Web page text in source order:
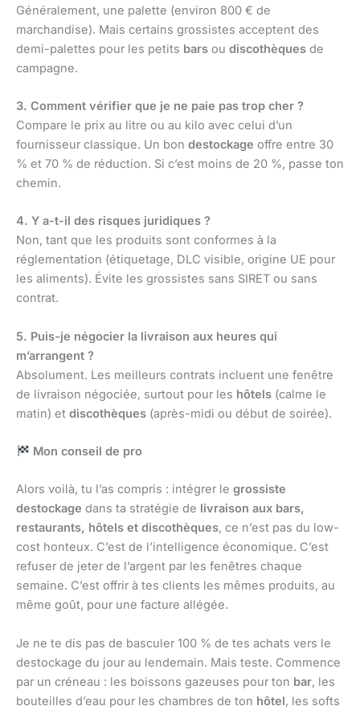
Généralement, une palette (environ 800 € de
marchandise). Mais certains grossistes acceptent des
demi-palettes pour les petits bars ou discothèques de
campagne.
3. Comment vérifier que je ne paie pas trop cher ?
Compare le prix au litre ou au kilo avec celui d’un
fournisseur classique. Un bon destockage offre entre 30
% et 70 % de réduction. Si c’est moins de 20 %, passe ton
chemin.
4. Y a-t-il des risques juridiques ?
Non, tant que les produits sont conformes à la
réglementation (étiquetage, DLC visible, origine UE pour
les aliments). Évite les grossistes sans SIRET ou sans
contrat.
5. Puis-je négocier la livraison aux heures qui
m’arrangent ?
Absolument. Les meilleurs contrats incluent une fenêtre
de livraison négociée, surtout pour les hôtels (calme le
matin) et discothèques (après-midi ou début de soirée).
Mon conseil de pro
Alors voilà, tu l’as compris : intégrer le grossiste
destockage dans ta stratégie de livraison aux bars,
restaurants, hôtels et discothèques, ce n’est pas du low-
cost honteux. C’est de l’intelligence économique. C’est
refuser de jeter de l’argent par les fenêtres chaque
semaine. C’est offrir à tes clients les mêmes produits, au
même goût, pour une facture allégée.
Je ne te dis pas de basculer 100 % de tes achats vers le
destockage du jour au lendemain. Mais teste. Commence
par un créneau : les boissons gazeuses pour ton bar, les
bouteilles d’eau pour les chambres de ton hôtel, les softs